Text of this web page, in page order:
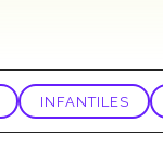
INFANTILES